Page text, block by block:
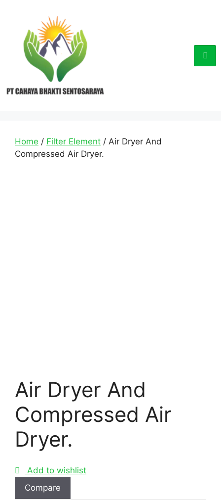
Home / Filter Element / Air Dryer And
Compressed Air Dryer.
Air Dryer And
Compressed Air
Dryer.
Add to wishlist
Compare